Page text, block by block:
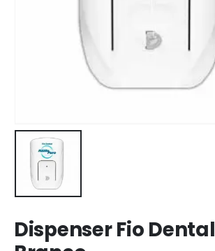
Dispenser Fio Dental